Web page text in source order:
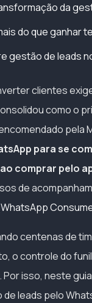
da
do que ganhar
gestão de leads
clientes
como o
pela
para se
comprar pelo
de
WhatsApp
centenas de
o controle do
isso, neste
leads pelo